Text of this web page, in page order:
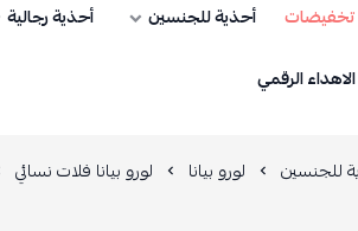
تخفيضات أحذية للجنسين أحذية رجالية
الاهداء الرقمي
للجنسين لورو بيانا لورو بيانا فلات نسائي